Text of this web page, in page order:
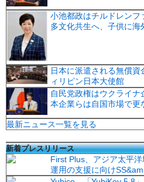
小池都政はチルドレンフ
多文化共生へ、子供に海
日本に派遣される無償
ィリピン日本大使館
自民党政権はウクライ
本企業らは自国市場で更
最新ニュース一覧を見る
新着プレスリリース
First Plus、アジア太平
運用の支援に向け